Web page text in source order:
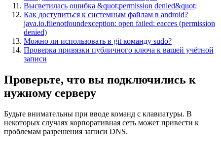
Высветилась ошибка &quot;permission denied&quot;
Как доступиться к системным файлам в android?
java.io.filenotfoundexception: open failed: eacces (permission
denied)
Можно ли использовать в git команду sudo?
Проверка привязки публичного ключа к вашей учётной
записи
Проверьте, что вы подключились к
нужному серверу
Будьте внимательны при вводе команд с клавиатуры. В
некоторых случаях корпоративная сеть может привести к
проблемам разрешения записи DNS.